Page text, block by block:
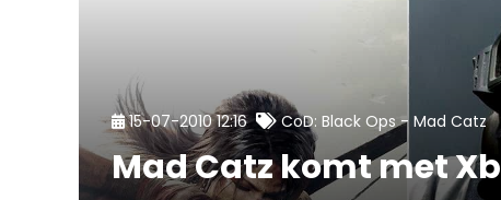
15-07-2010 12:16 CoD: Black Ops- Mad Catz
Mad Catz komt met